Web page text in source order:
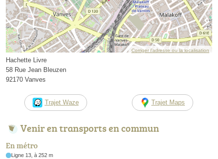
Corriger l’adresse ou la localisation
Hachette Livre
58 Rue Jean Bleuzen
92170 Vanves
Trajet Waze Trajet Maps
Venir en transports en commun
En métro
Ligne 13, à 252 m